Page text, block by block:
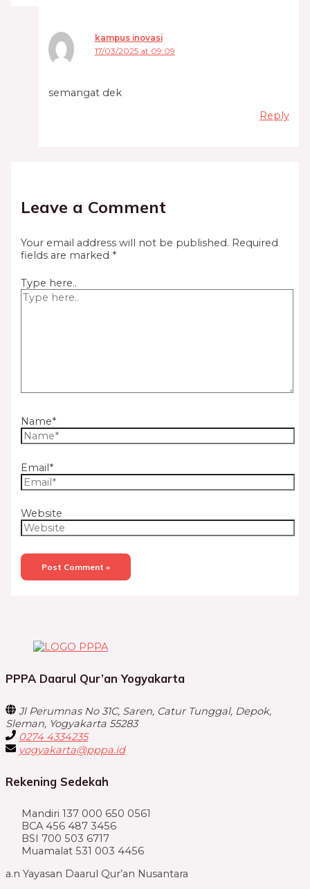
kampus inovasi
17/03/2025 at 09:09
semangat dek
Reply
Leave a Comment
Your email address will not be published. Required
fields are marked *
Type here..
Name*
Email*
Website
PPPA Daarul Qur’an Yogyakarta
Jl Perumnas No 31C, Saren, Catur Tunggal, Depok,
Sleman, Yogyakarta 55283
0274 4334235
yogyakarta@pppa.id
Rekening Sedekah
Mandiri 137 000 650 0561
BCA 456 487 3456
BSI 700 503 6717
Muamalat 531 003 4456
a.n Yayasan Daarul Qur’an Nusantara